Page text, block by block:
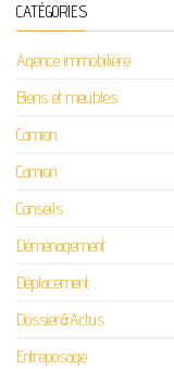
CATÉGORIES
Agence immobilière
Biens et meubles
Camion
Camion
Conseils
Déménagement
Déplacement
Dossier&Actus
Entreposage